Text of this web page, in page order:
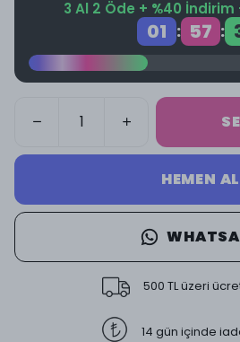
3 Al 2 Öde + %40
01 : 57 :
HEMEN AL
500 TL üzeri
14 gün içinde